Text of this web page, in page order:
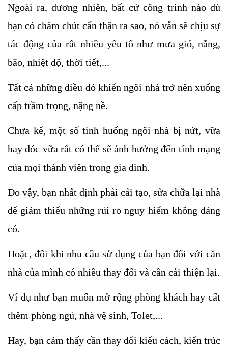
Ngoài ra, đương nhiên, bất cứ công trình nào dù
bạn có chăm chút cẩn thận ra sao, nó vẫn sẽ chịu sự
tác động của rất nhiều yếu tố như mưa gió, nắng,
bão, nhiệt độ, thời tiết,...
Tất cả những điều đó khiến ngôi nhà trở nên xuống
cấp trầm trọng, nặng nề.
Chưa kể, một số tình huống ngôi nhà bị nứt, vữa
hay dóc vữa rất có thể sẽ ảnh hưởng đến tính mạng
của mọi thành viên trong gia đình.
Do vậy, bạn nhất định phải cải tạo, sửa chữa lại nhà
để giảm thiểu những rủi ro nguy hiểm không đáng
có.
Hoặc, đôi khi nhu cầu sử dụng của bạn đối với căn
Ví dụ như bạn muốn mở rộng phòng khách hay cất
thêm phòng ngủ, nhà vệ sinh, Tolet,...
Hay, bạn cảm thấy cần thay đổi kiểu cách, kiến trúc